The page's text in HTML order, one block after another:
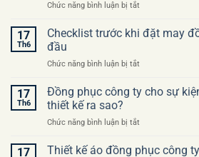
Chức năng bình luận bị tắt
sai
lầm
gặp
đặt
đồng
công
17
Th6
Checklist trước khi đặt may
đầu
Chức năng bình luận bị tắt
trước
may
phục
17
Th6
Đồng phục công ty cho sự
thiết kế ra sao?
Chức năng bình luận bị tắt
phục
17
Thiết kế áo đồng phục công